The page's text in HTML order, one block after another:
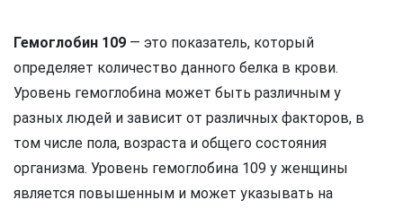
Гемоглобин 109 — это показатель, который
определяет количество данного белка в крови.
Уровень гемоглобина может быть различным у
разных людей и зависит от различных факторов, в
том числе пола, возраста и общего состояния
организма. Уровень гемоглобина 109 у женщины
является повышенным и может указывать на